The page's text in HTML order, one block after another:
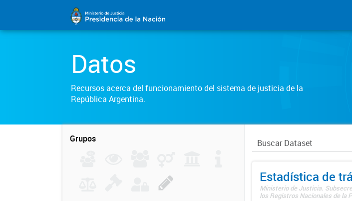
Datos
Recursos acerca del funcionamiento del sistema de justicia de la
República Argentina.
Grupos
Estadística de
Ministerio de Justicia.
los Registros Nacionales de la